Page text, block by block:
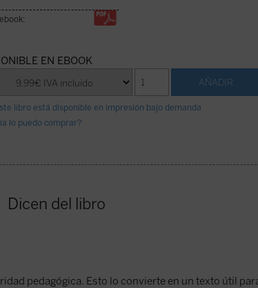
EN EBOOK
libro está disponible en impresión bajo demanda
lo puedo comprar?
Dicen del libro
pedagógica. Esto lo convierte en un texto útil